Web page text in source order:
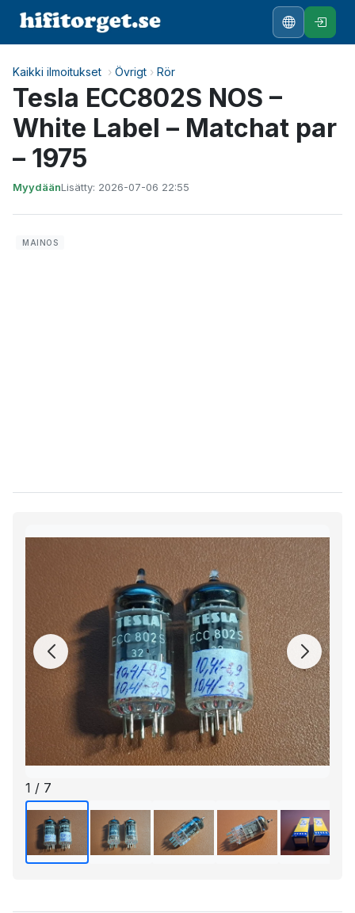
Kaikki ilmoitukset › Övrigt › Rör
Tesla ECC802S NOS –
White Label – Matchat par
– 1975
MyydäänLisätty: 2026-07-06 22:55
1 / 7